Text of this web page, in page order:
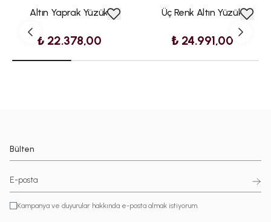
Altın Yaprak Yüzük
₺ 22.378,00
Üç Renk Altın Yüzük
₺ 24.991,00
Bülten
Kampanya ve duyurular hakkında e-posta almak istiyorum.